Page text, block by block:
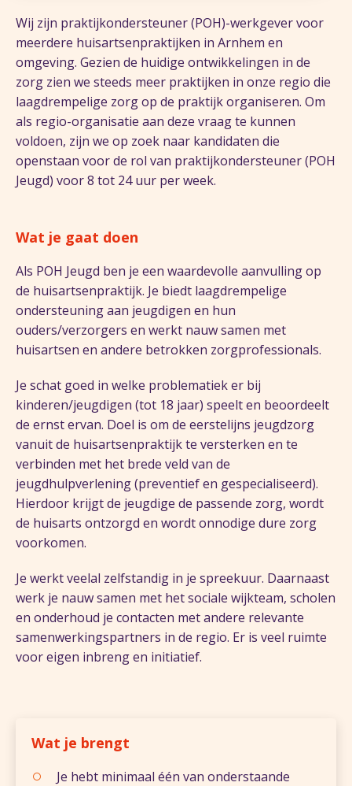
Wij zijn praktijkondersteuner (POH)-werkgever voor
meerdere huisartsenpraktijken in Arnhem en
omgeving. Gezien de huidige ontwikkelingen in de
zorg zien we steeds meer praktijken in onze regio die
laagdrempelige zorg op de praktijk organiseren. Om
als regio-organisatie aan deze vraag te kunnen
voldoen, zijn we op zoek naar kandidaten die
openstaan voor de rol van praktijkondersteuner (POH
Jeugd) voor 8 tot 24 uur per week.
Wat je gaat doen
Als POH Jeugd ben je een waardevolle aanvulling op
de huisartsenpraktijk. Je biedt laagdrempelige
ondersteuning aan jeugdigen en hun
ouders/verzorgers en werkt nauw samen met
huisartsen en andere betrokken zorgprofessionals.
Je schat goed in welke problematiek er bij
kinderen/jeugdigen (tot 18 jaar) speelt en beoordeelt
de ernst ervan. Doel is om de eerstelijns jeugdzorg
vanuit de huisartsenpraktijk te versterken en te
verbinden met het brede veld van de
jeugdhulpverlening (preventief en gespecialiseerd).
Hierdoor krijgt de jeugdige de passende zorg, wordt
de huisarts ontzorgd en wordt onnodige dure zorg
voorkomen.
Je werkt veelal zelfstandig in je spreekuur. Daarnaast
werk je nauw samen met het sociale wijkteam, scholen
en onderhoud je contacten met andere relevante
samenwerkingspartners in de regio. Er is veel ruimte
voor eigen inbreng en initiatief.
Wat je brengt
Je hebt minimaal één van onderstaande